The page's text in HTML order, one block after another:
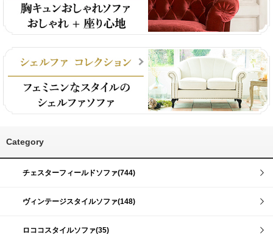
Category
チェスターフィールドソファ(744)
ヴィンテージスタイルソファ(148)
ロココスタイルソファ(35)